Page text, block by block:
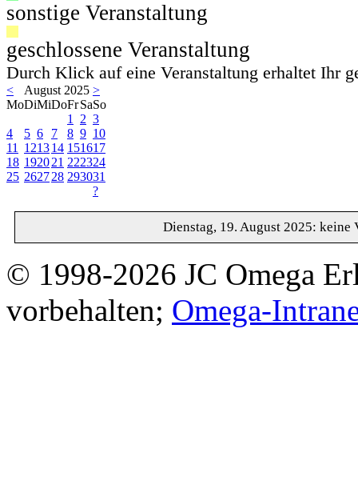
sonstige Veranstaltung
geschlossene Veranstaltung
Durch Klick auf eine Veranstaltung erhaltet Ihr
< August 2025 >
MoDiMiDoFrSaSo
1
2 3
4
5 6 7 8 9 10
11
121314 151617
18 192021 222324
25 262728 293031
?
Dienstag, 19. August 2025: keine
© 1998-2026 JC Omega
vorbehalten; Omega-